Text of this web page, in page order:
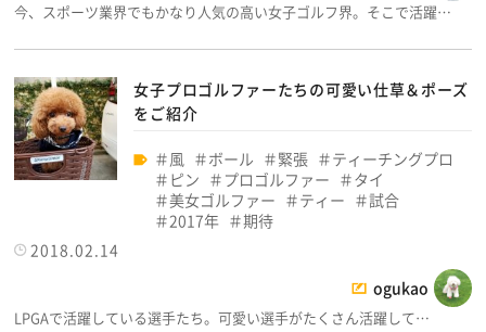
今、スポーツ業界でもかなり人気の高い女子ゴルフ界。そこで活躍…
女子プロゴルファーたちの可愛い仕草＆ポーズ
をご紹介
風 ボール 緊張
ティーチングプロ
ピン
プロゴルファー
タイ
美女ゴルファー
ティー
試合
2017年
期待
2018.02.14
ogukao
LPGAで活躍している選手たち。可愛い選手がたくさん活躍して…